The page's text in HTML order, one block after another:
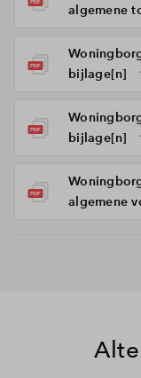
algemene
bijlage[n]
bijlage[n]
algemene